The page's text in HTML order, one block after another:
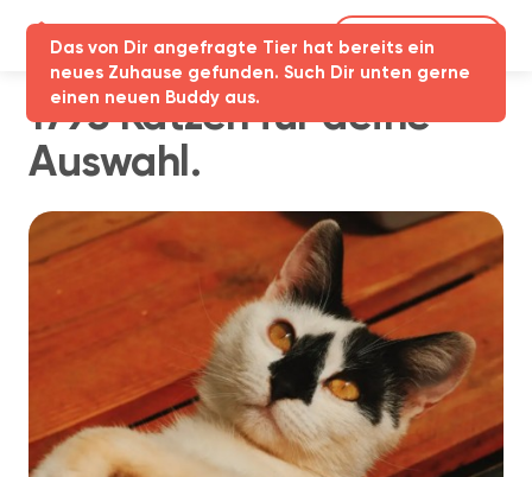
1795 Katzen für deine
Auswahl.
Das von Dir angefragte Tier hat bereits ein
neues Zuhause gefunden. Such Dir unten gerne
einen neuen Buddy aus.